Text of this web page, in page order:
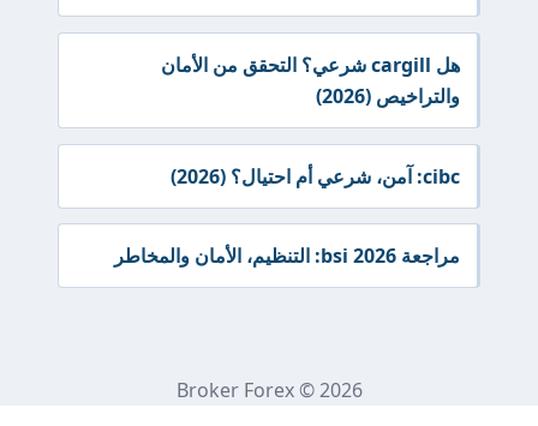
هل cargill شرعي؟ التحقق من الأمان
والتراخيص (2026)
cibc: آمن، شرعي أم احتيال؟ (2026)
مراجعة bsi 2026: التنظيم، الأمان والمخاطر
Broker Forex © 2026